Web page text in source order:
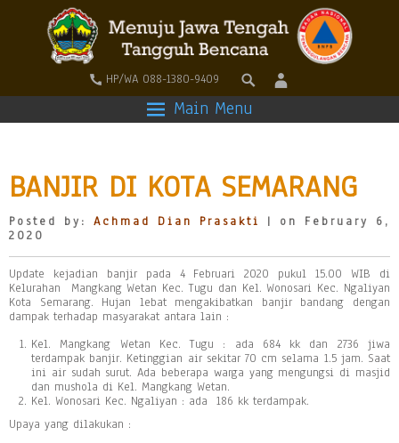
HP/WA 088-1380-9409
Main Menu
BANJIR DI KOTA SEMARANG
Posted by: Achmad Dian Prasakti
| on February 6,
2020
Update kejadian banjir pada 4 Februari 2020 pukul 15.00 WIB di
Kelurahan Mangkang Wetan Kec. Tugu dan Kel. Wonosari Kec. Ngaliyan
Kota Semarang. Hujan lebat mengakibatkan banjir bandang dengan
dampak terhadap masyarakat antara lain :
Kel. Mangkang Wetan Kec. Tugu : ada 684 kk dan 2736 jiwa
terdampak banjir. Ketinggian air sekitar 70 cm selama 1.5 jam. Saat
ini air sudah surut. Ada beberapa warga yang mengungsi di masjid
dan mushola di Kel. Mangkang Wetan.
Kel. Wonosari Kec. Ngaliyan : ada 186 kk terdampak.
Upaya yang dilakukan :